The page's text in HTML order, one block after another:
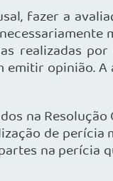
fazer a
realizadas
opinião. A
na Resolução
de perícia
na perícia